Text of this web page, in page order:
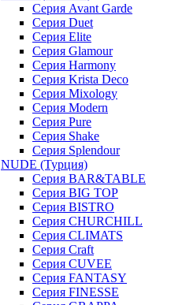
Серия Avant Garde
Серия Duet
Серия Elite
Серия Glamour
Серия Harmony
Серия Krista Deco
Серия Mixology
Серия Modern
Серия Pure
Серия Shake
Серия Splendour
NUDE (Турция)
Серия BAR&TABLE
Серия BIG TOP
Серия BISTRO
Серия CHURCHILL
Серия CLIMATS
Серия Craft
Серия CUVEE
Серия FANTASY
Серия FINESSE